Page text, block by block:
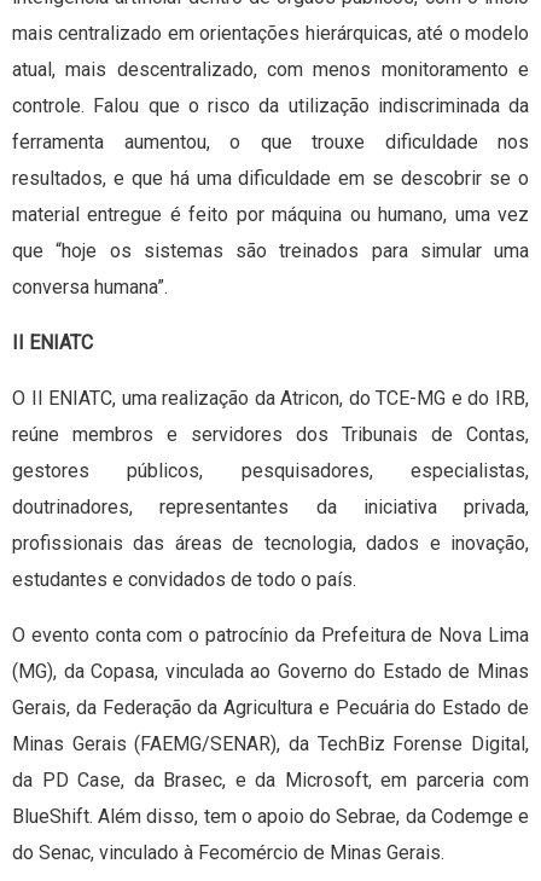
mais centralizado em orientações hierárquicas, até o modelo
atual, mais descentralizado, com menos monitoramento e
controle. Falou que o risco da utilização indiscriminada da
ferramenta aumentou, o que trouxe dificuldade nos
resultados, e que há uma dificuldade em se descobrir se o
material entregue é feito por máquina ou humano, uma vez
que “hoje os sistemas são treinados para simular uma
conversa humana”.
II ENIATC
O II ENIATC, uma realização da Atricon, do TCE-MG e do IRB,
reúne membros e servidores dos Tribunais de Contas,
gestores públicos, pesquisadores, especialistas,
doutrinadores, representantes da iniciativa privada,
profissionais das áreas de tecnologia, dados e inovação,
estudantes e convidados de todo o país.
O evento conta com o patrocínio da Prefeitura de Nova Lima
(MG), da Copasa, vinculada ao Governo do Estado de Minas
Gerais, da Federação da Agricultura e Pecuária do Estado de
Minas Gerais (FAEMG/SENAR), da TechBiz Forense Digital,
da PD Case, da Brasec, e da Microsoft, em parceria com
BlueShift. Além disso, tem o apoio do Sebrae, da Codemge e
do Senac, vinculado à Fecomércio de Minas Gerais.